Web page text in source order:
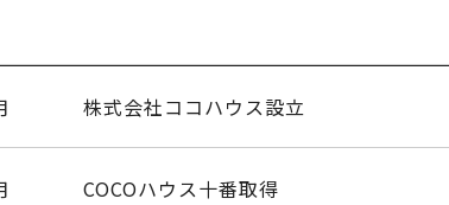
株式会社ココハウス設立
COCOハウス十番取得